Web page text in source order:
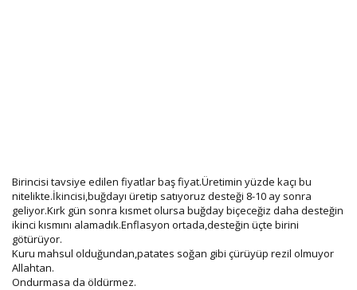
Birincisi tavsiye edilen fiyatlar baş fiyat.Üretimin yüzde kaçı bu
nitelikte.İkincisi,buğdayı üretip satıyoruz desteği 8-10 ay sonra
geliyor.Kırk gün sonra kısmet olursa buğday biçeceğiz daha desteğin
ikinci kısmını alamadık.Enflasyon ortada,desteğin üçte birini
götürüyor.
Kuru mahsul olduğundan,patates soğan gibi çürüyüp rezil olmuyor
Allahtan.
Ondurmasa da öldürmez.